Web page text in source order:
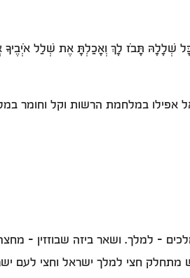
שְׁלָלָהּ תָּבֹז לָךְ וְאָכַלְתָּ אֶת שְׁלַל אֹיְבֶיךָ
במלחמת הרשות וקל וחומר
- למלך. ושאר ביזה שבוזזין -
מתחלק חצי למלך ישראל וחצי לעם